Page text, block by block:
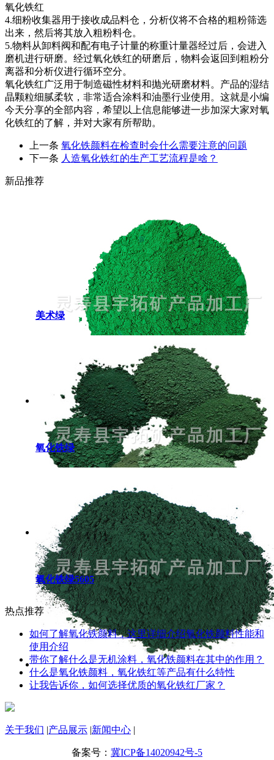
氧化铁红
4.细粉收集器用于接收成品料仓，分析仪将不合格的粗粉筛选
出来，然后将其放入粗粉料仓。
5.物料从卸料阀和配有电子计量的称重计量器经过后，会进入
磨机进行研磨。经过氧化铁红的研磨后，物料会返回到粗粉分
离器和分析仪进行循环空分。
氧化铁红广泛用于制造磁性材料和抛光研磨材料。产品的湿结
晶颗粒细腻柔软，非常适合涂料和油墨行业使用。这就是小编
今天分享的全部内容，希望以上信息能够进一步加深大家对氧
化铁红的了解，并对大家有所帮助。
上一条 氧化铁颜料在检查时会什么需要注意的问题
下一条 人造氧化铁红的生产工艺流程是啥？
新品推荐
美术绿
氧化铁绿
氧化铁绿5605
热点推荐
如何了解氧化铁颜料，这里详细介绍氧化铁颜料性能和
使用介绍
带你了解什么是无机涂料，氧化铁颜料在其中的作用？
什么是氧化铁颜料，氧化铁红等产品有什么特性
让我告诉你，如何选择优质的氧化铁红厂家？
关于我们 产品展示 新闻中心
备案号： 冀ICP备14020942号-5